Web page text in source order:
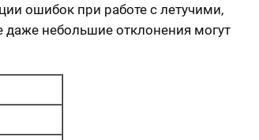
ошибок при работе с летучими,
небольшие отклонения могут